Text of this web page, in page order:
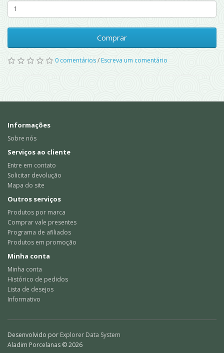
Comprar
0 comentários/Escreva um comentário
Informações
Sobre nós
Serviços ao cliente
Entre em contato
Solicitar devolução
Mapa do site
Outros serviços
Produtos por marca
Comprar vale presentes
Programa de afiliados
Produtos em promoção
Minha conta
Minha conta
Histórico de pedidos
Lista de desejos
Informativo
Desenvolvido por Explorer Data System
Aladim Porcelanas © 2026